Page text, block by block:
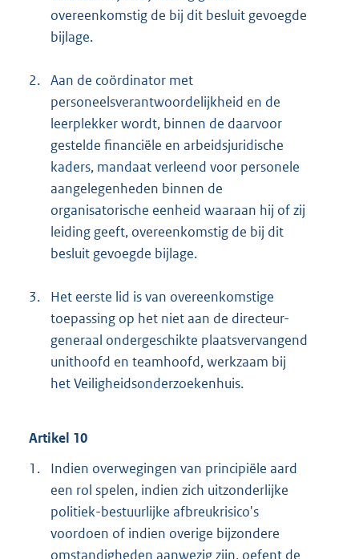
overeenkomstig de bij dit besluit gevoegde
bijlage.
2. Aan de coördinator met
personeelsverantwoordelijkheid en de
leerplekker wordt, binnen de daarvoor
gestelde financiële en arbeidsjuridische
kaders, mandaat verleend voor personele
aangelegenheden binnen de
organisatorische eenheid waaraan hij of zij
leiding geeft, overeenkomstig de bij dit
besluit gevoegde bijlage.
3.
Het eerste lid is van overeenkomstige
toepassing op het niet aan de directeur-
generaal ondergeschikte plaatsvervangend
unithoofd en teamhoofd, werkzaam bij
het Veiligheidsonderzoekenhuis.
Artikel 10
1.
Indien overwegingen van principiële aard
een rol spelen, indien zich uitzonderlijke
politiek-bestuurlijke afbreukrisico's
voordoen of indien overige bijzondere
omstandigheden aanwezig zijn, oefent de